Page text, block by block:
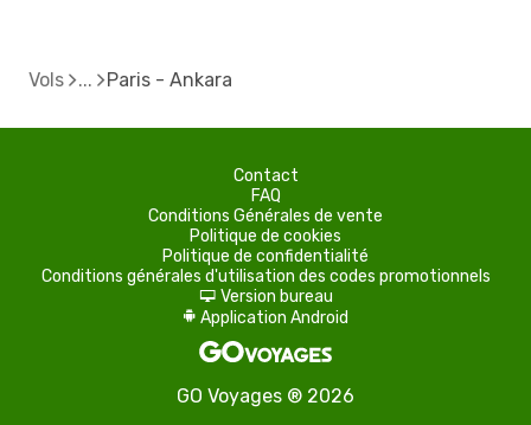
Vols Paris - Ankara
Contact
FAQ
Conditions Générales de vente
Politique de cookies
Politique de confidentialité
Conditions générales d'utilisation des codes promotionnels
d Version bureau
A Application Android
GO Voyages ® 2026